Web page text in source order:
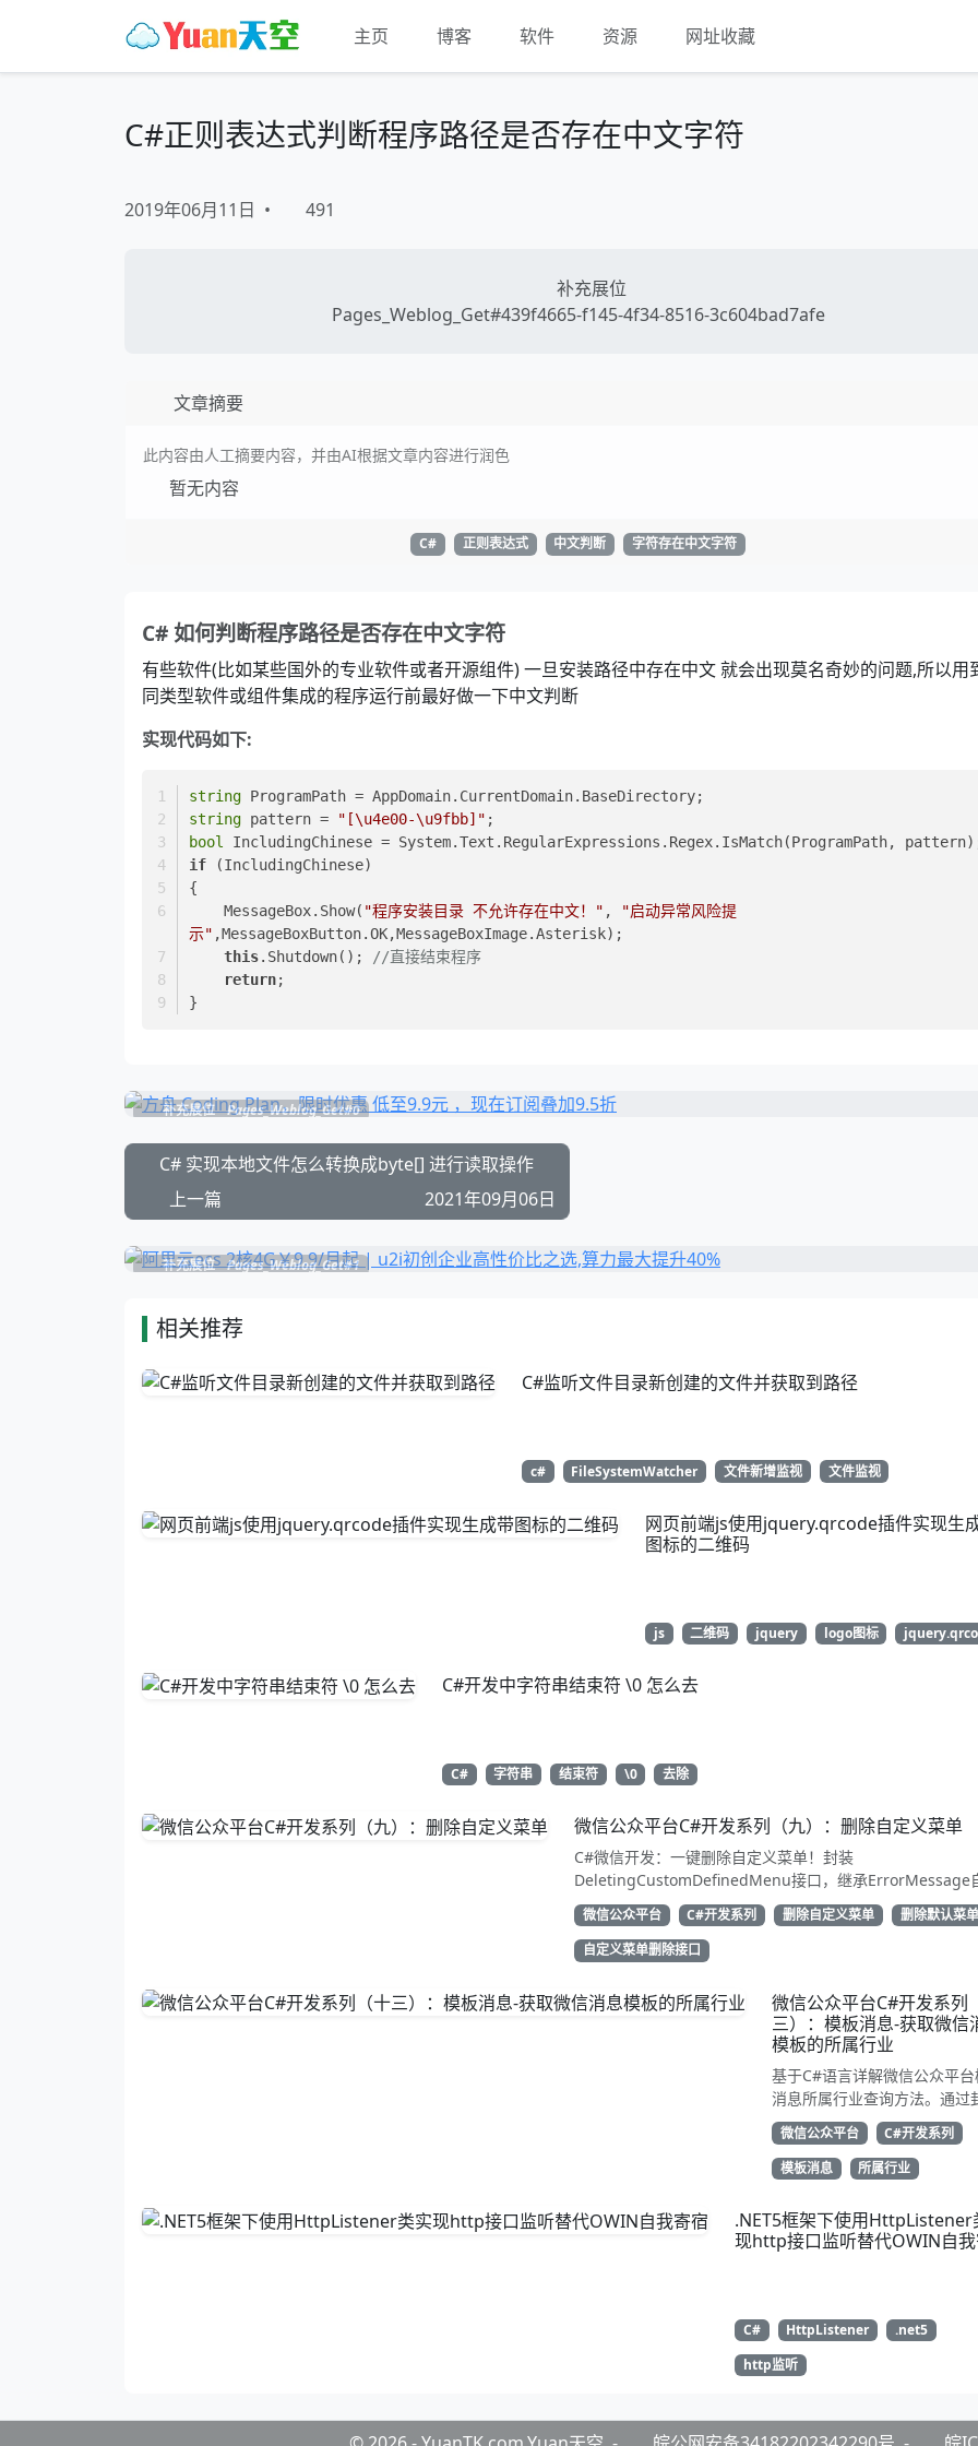
主页 博客 软件 资源 网址收藏
C#正则表达式判断程序路径是否存在中文字符
2019年06月11日 • 491
补充展位
Pages_Weblog_Get#439f4665-f145-4f34-8516-3c604bad7afe
文章摘要
此内容由人工摘要内容，并由AI根据文章内容进行润色
暂无内容
C# 正则表达式 中文判断 字符存在中文字符
C# 如何判断程序路径是否存在中文字符
有些软件(比如某些国外的专业软件或者开源组件) 一旦安装路径中存在中文 就会出现莫名奇妙的问题,所以用
同类型软件或组件集成的程序运行前最好做一下中文判断
实现代码如下:
string ProgramPath = AppDomain.CurrentDomain.BaseDirectory;
string pattern = "[\u4e00-\u9fbb]" ;
bool
if (IncludingChinese)
{
    MessageBox.Show(
"程序安装目录 不允许存在中文！" ,
"启动异常风险提
示" ,MessageBoxButton.OK,MessageBoxImage.Asterisk);
this.Shutdown();
//直接结束程序
return;
}
补充展位 Pages_Weblog_Get#0
C# 实现本地文件怎么转换成byte[] 进行读取操作
上一篇
2021年09月06日
补充展位 Pages_Weblog_Get#1
相关推荐
C#监听文件目录新创建的文件并获取到路径
c# FileSystemWatcher 文件新增监视 文件监视
网页前端js使用jquery.qrcode插件实现生
图标的二维码
js 二维码 jquery logo图标
C#开发中字符串结束符 \0 怎么去
C# 字符串 结束符 \0 去除
微信公众平台C#开发系列（九）：删除自定义菜单
C#微信开发：一键删除自定义菜单！封装
DeletingCustomDefinedMenu接口，继承ErrorMessage
解析结果。只需access_token即可调用API清除配置。代码简
用性强，告别繁琐XML处理，直接GetResponse获取状态。
动态管理公众号的开发者，建议收藏备用！
微信公众平台 C#开发系列 删除自定义菜单
删除默认菜单
自定义菜单删除接口
微信公众平台C#开发系列
三）：模板消息-获取微信
模板的所属行业
基于C#语言详解微信公众平台
消息所属行业查询方法。通过
TemplateGetIndustry类继承
WeiXinRequest，调用
get_industry接口获取账号主
解析JSON返回的first_class与
second_class数据，为开发者
合规通知场景开发支持
微信公众平台
C#开发系列
模板消息
所属行业
.NET5框架下使用HttpListener
现http接口监听替代OWIN自
C# HttpListener
.net5
http监听